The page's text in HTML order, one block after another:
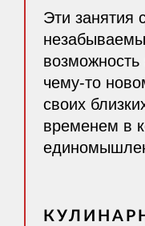
Эти занятия
возможность
чему-то
своих
временем в